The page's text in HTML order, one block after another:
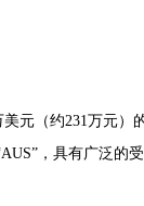
元（约231万元）
，具有广泛的